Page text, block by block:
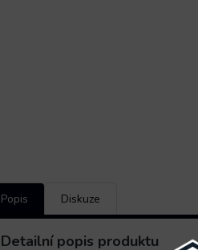
Popis Diskuze
Detailní popis produktu